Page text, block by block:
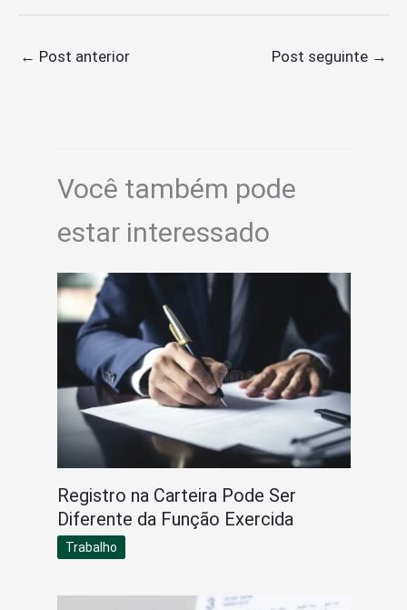
← Post anterior Post seguinte →
Você também pode
estar interessado
Registro na Carteira Pode Ser
Diferente da Função Exercida
Trabalho